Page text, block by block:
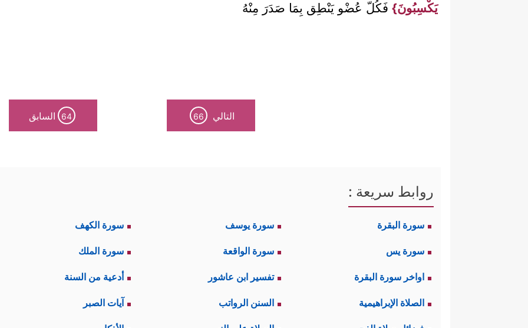
يَكْسِبُونَ} فَكُلّ عُضْو يَنْطِق بِمَا صَدَرَ مِنْهُ
التالي 66
64 السابق
روابط سريعة :
سورة البقرة سورة يوسف سورة الكهف
سورة يس سورة الواقعة سورة الملك
اواخر سورة البقرة تفسير ابن عاشور أدعية من السنة
الصلاة الإبراهيمية السنن الرواتب آيات الصبر